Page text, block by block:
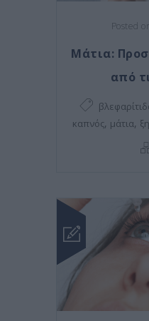
Posted
Μάτια:
από
καπνός, μάτια,